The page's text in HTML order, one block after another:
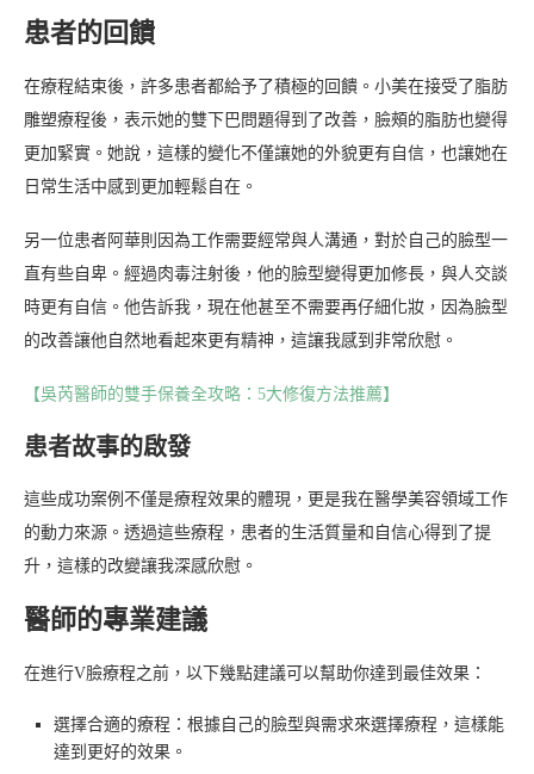
患者的回饋
在療程結束後，許多患者都給予了積極的回饋。小美在接受了脂肪
雕塑療程後，表示她的雙下巴問題得到了改善，臉頰的脂肪也變得
更加緊實。她說，這樣的變化不僅讓她的外貌更有自信，也讓她在
日常生活中感到更加輕鬆自在。
另一位患者阿華則因為工作需要經常與人溝通，對於自己的臉型一
直有些自卑。經過肉毒注射後，他的臉型變得更加修長，與人交談
時更有自信。他告訴我，現在他甚至不需要再仔細化妝，因為臉型
的改善讓他自然地看起來更有精神，這讓我感到非常欣慰。
【吳芮醫師的雙手保養全攻略：5大修復方法推薦】
患者故事的啟發
這些成功案例不僅是療程效果的體現，更是我在醫學美容領域工作
的動力來源。透過這些療程，患者的生活質量和自信心得到了提
升，這樣的改變讓我深感欣慰。
醫師的專業建議
在進行V臉療程之前，以下幾點建議可以幫助你達到最佳效果：
選擇合適的療程：根據自己的臉型與需求來選擇療程，這樣能
達到更好的效果。